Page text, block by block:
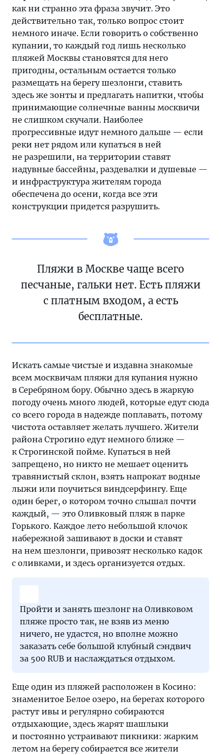
как ни странно эта фраза звучит. Это
действительно так, только вопрос стоит
немного иначе. Если говорить о собственно
купании, то каждый год лишь несколько
пляжей Москвы становятся для него
пригодны, остальным остается только
размещать на берегу шезлонги, ставить
здесь же зонты и предлагать напитки, чтобы
принимающие солнечные ванны москвичи
не слишком скучали. Наиболее
прогрессивные идут немного дальше — если
реки нет рядом или купаться в ней
не разрешили, на территории ставят
надувные бассейны, раздевалки и душевые —
и инфраструктура жителям города
обеспечена до осени, когда все эти
конструкции придется разрушить.
Пляжи в Москве чаще всего
песчаные, гальки нет. Есть пляжи
с платным входом, а есть
бесплатные.
Искать самые чистые и издавна знакомые
всем москвичам пляжи для купания нужно
в Серебряном бору. Обычно здесь в жаркую
погоду очень много людей, которые едут сюда
со всего города в надежде поплавать, потому
чистота оставляет желать лучшего. Жители
района Строгино едут немного ближе —
к Строгинской пойме. Купаться в ней
запрещено, но никто не мешает оценить
травянистый склон, взять напрокат водные
лыжи или поучиться виндсерфингу. Еще
один берег, о котором точно слышал почти
каждый, — это Оливковый пляж в парке
Горького. Каждое лето небольшой клочок
набережной зашивают в доски и ставят
на нем шезлонги, привозят несколько кадок
с оливками, и здесь организуется отдых.
Пройти и занять шезлонг на Оливковом
пляже просто так, не взяв из меню
ничего, не удастся, но вполне можно
заказать себе большой клубный сэндвич
за 500 RUB и наслаждаться отдыхом.
Еще один из пляжей расположен в Косино:
знаменитое Белое озеро, на берегах которого
растут ивы и регулярно собираются
отдыхающие, здесь жарят шашлыки
и постоянно устраивают пикники: жарким
летом на берегу собирается все жители